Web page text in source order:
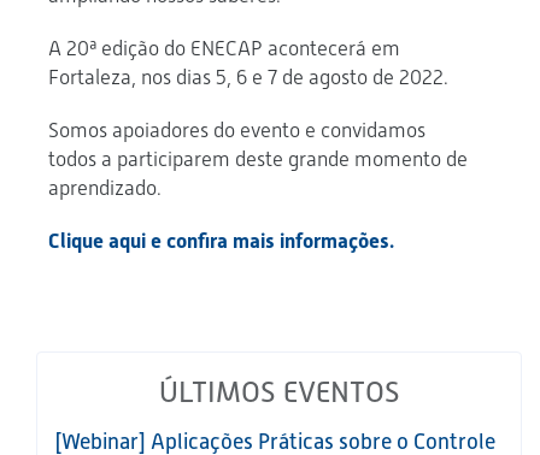
A 20ª edição do ENECAP acontecerá em
Fortaleza, nos dias 5, 6 e 7 de agosto de 2022.
Somos apoiadores do evento e convidamos
todos a participarem deste grande momento de
aprendizado.
Clique aqui e confira mais informações.
ÚLTIMOS EVENTOS
[Webinar] Aplicações Práticas sobre o Controle